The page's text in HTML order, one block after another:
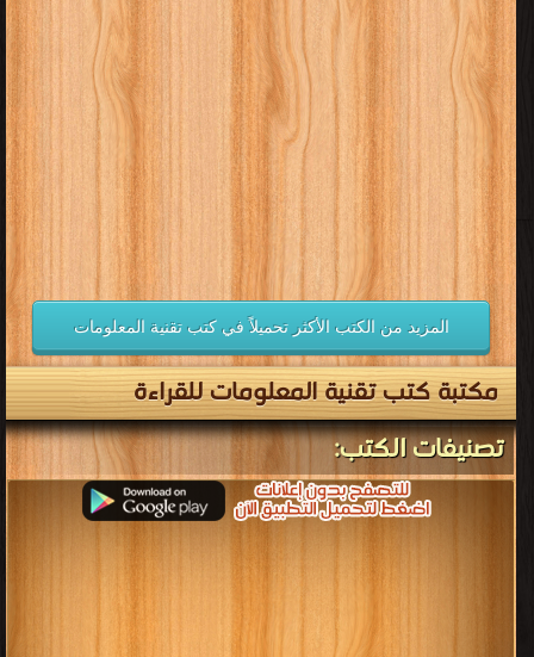
المزيد من الكتب الأكثر تحميلاً في كتب تقنية المعلومات
مكتبة كتب تقنية المعلومات للقراءة
تصنيفات الكتب: